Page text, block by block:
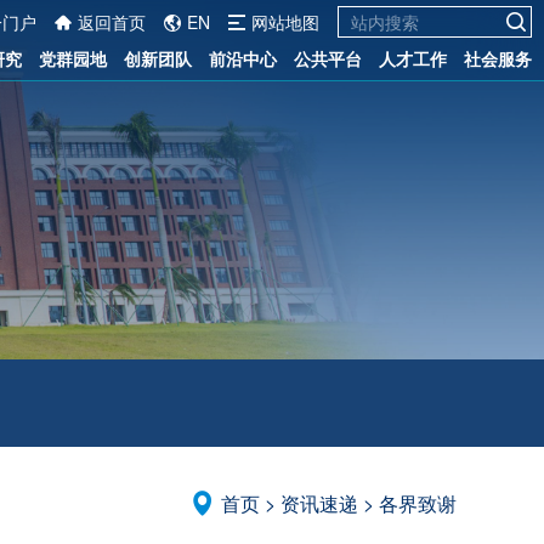
户 返回首页 EN
网站地图
究
党群园地 创新团队 前沿中心 公共平台 人才工作 社会服务
首页 > 资讯速递 > 各界致谢